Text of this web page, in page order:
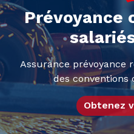
Prévoyance
Assurance prévoyance
des conventions
Obtenez